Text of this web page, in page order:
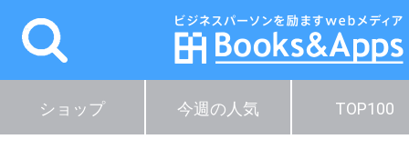
ショップ 今週の人気 TOP100